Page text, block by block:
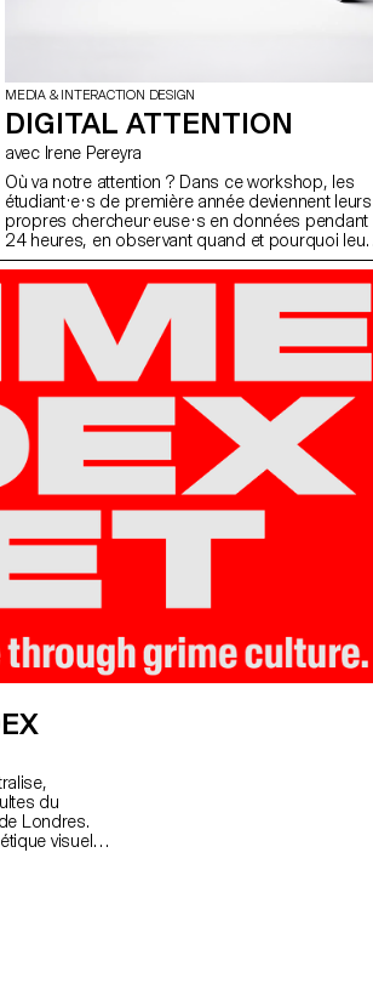
MEDIA & INTERACTION DESIGN
DIGITAL ATTENTION
avec Irene Pereyra
Où va notre attention ? Dans ce workshop, les
étudiant·e·s de première année deviennent leurs
propres chercheur·euse·s en données pendant
24 heures, en observant quand et pourquoi leur
téléphone capte leur attention. Les étudiant·e·s
relèvent déclencheurs, émotions, contexte,
applications, durée et dialogue intérieur. Ces
traces du quotidien sont ensuite transformées en
une page de scrollytelling : un récit visuel et
personnel sur les déplacements de l’attention au
fil d’une journée.
du
Londres.
visuelle,